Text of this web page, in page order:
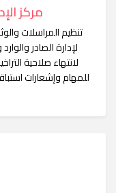
مركز
تنظيم المراسلات
لإدارة الصادر
لانتهاء صلاحية
للمهام وإشعارات